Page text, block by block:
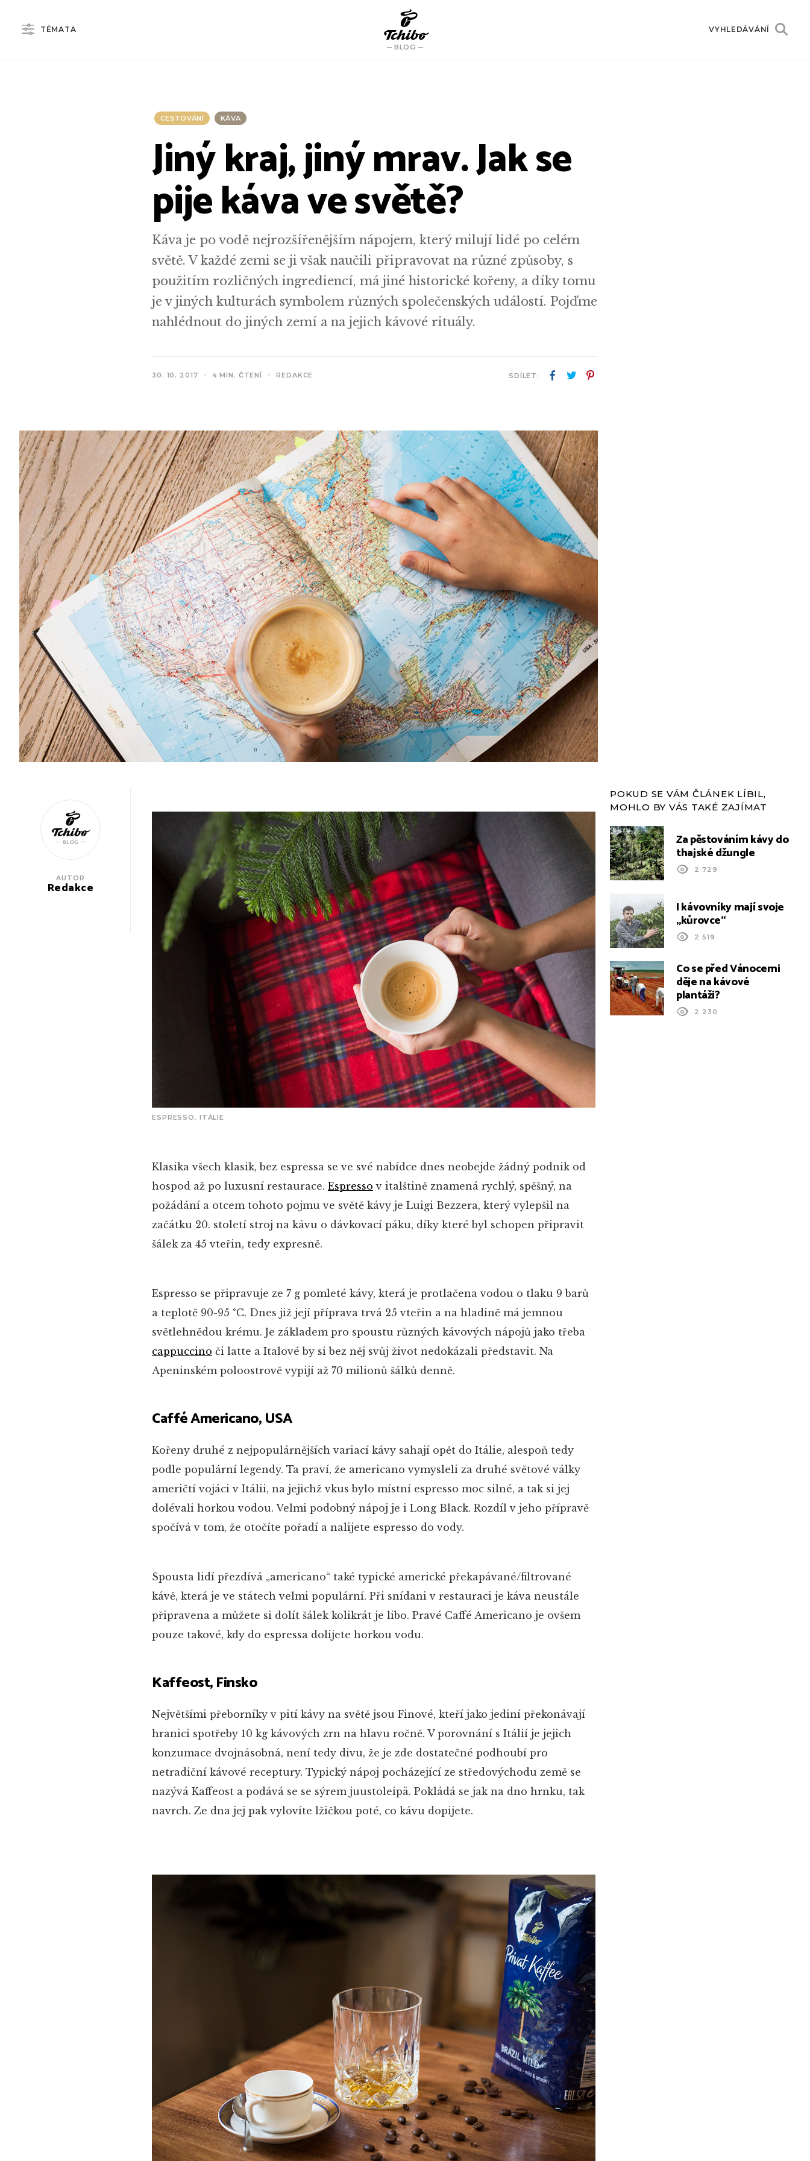
TÉMATA
BLOG
VYHLEDÁVÁNÍ
CESTOVÁNÍ KÁVA
Jiný kraj, jiný mrav. Jak se
pije káva ve světě?
Káva je po vodě nejrozšířenějším nápojem, který milují lidé po celém
světě. V každé zemi se ji však naučili připravovat na různé způsoby, s
použitím rozličných ingrediencí, má jiné historické kořeny, a díky tomu
je v jiných kulturách symbolem různých společenských událostí. Pojďme
nahlédnout do jiných zemí a na jejich kávové rituály.
30. 10. 2017 4 MIN. ČTENÍ REDAKCE SDÍLET:
AUTOR
Redakce
ESPRESSO, ITÁLIE
Klasika všech klasik, bez espressa se ve své nabídce dnes neobejde žádný podnik od
hospod až po luxusní restaurace. Espresso v italštině znamená rychlý, spěšný, na
požádání a otcem tohoto pojmu ve světě kávy je Luigi Bezzera, který vylepšil na
začátku 20. století stroj na kávu o dávkovací páku, díky které byl schopen připravit
šálek za 45 vteřin, tedy expresně.
Espresso se připravuje ze 7 g pomleté kávy, která je protlačena vodou o tlaku 9 barů
a teplotě 90-95 °C. Dnes již její příprava trvá 25 vteřin a na hladině má jemnou
světlehnědou krému. Je základem pro spoustu různých kávových nápojů jako třeba
cappuccino či latte a Italové by si bez něj svůj život nedokázali představit. Na
Apeninském poloostrově vypijí až 70 milionů šálků denně.
Caffé Americano, USA
Kořeny druhé z nejpopulárnějších variací kávy sahají opět do Itálie, alespoň tedy
podle populární legendy. Ta praví, že americano vymysleli za druhé světové války
američtí vojáci v Itálii, na jejichž vkus bylo místní espresso moc silné, a tak si jej
dolévali horkou vodou. Velmi podobný nápoj je i Long Black. Rozdíl v jeho přípravě
spočívá v tom, že otočíte pořadí a nalijete espresso do vody.
Spousta lidí přezdívá „americano“ také typické americké překapávané/filtrované
kávě, která je ve státech velmi populární. Při snídani v restauraci je káva neustále
připravena a můžete si dolít šálek kolikrát je libo. Pravé Caffé Americano je ovšem
pouze takové, kdy do espressa dolijete horkou vodu.
Kaffeost, Finsko
Největšími přeborníky v pití kávy na světě jsou Finové, kteří jako jediní překonávají
hranici spotřeby 10 kg kávových zrn na hlavu ročně. V porovnání s Itálií je jejich
konzumace dvojnásobná, není tedy divu, že je zde dostatečné podhoubí pro
netradiční kávové receptury. Typický nápoj pocházející ze středovýchodu země se
nazývá Kaffeost a podává se se sýrem juustoleipä. Pokládá se jak na dno hrnku, tak
navrch. Ze dna jej pak vylovíte lžičkou poté, co kávu dopijete.
POKUD SE VÁM ČLÁNEK LÍBIL,
MOHLO BY VÁS TAKÉ ZAJÍMAT
Za pěstováním kávy do
thajské džungle
2 729
I kávovníky mají svoje
„kůrovce“
2 519
Co se před Vánocemi
děje na kávové
plantáži?
2 230